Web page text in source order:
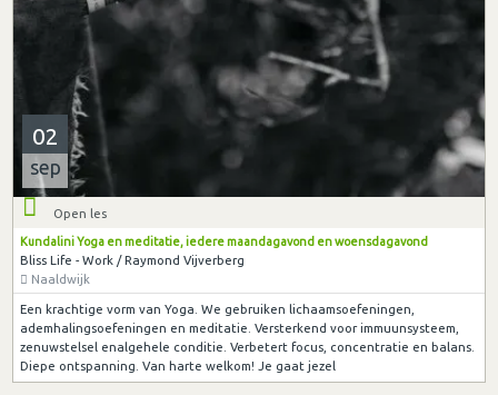
02
sep
Open les
Kundalini Yoga en meditatie, iedere maandagavond en woensdagavond
Bliss Life - Work / Raymond Vijverberg
Naaldwijk
Een krachtige vorm van Yoga. We gebruiken lichaamsoefeningen,
ademhalingsoefeningen en meditatie. Versterkend voor immuunsysteem,
zenuwstelsel enalgehele conditie. Verbetert focus, concentratie en balans.
Diepe ontspanning. Van harte welkom! Je gaat jezel